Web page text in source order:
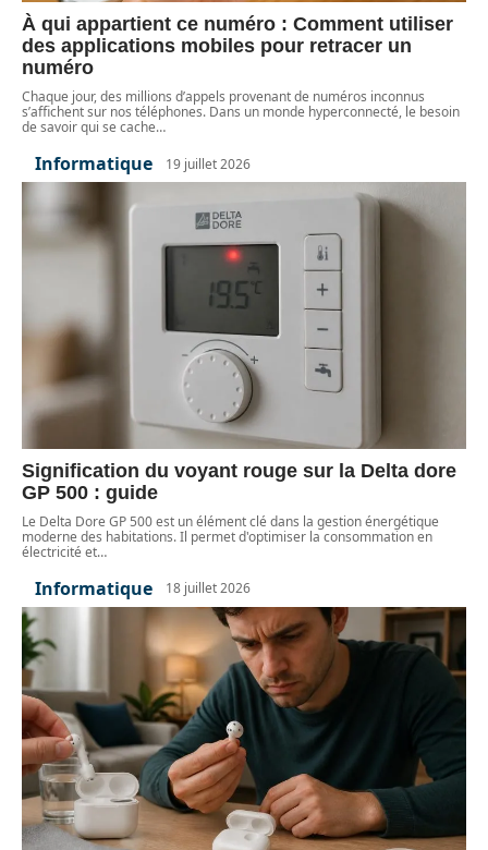
À qui appartient ce numéro : Comment utiliser
des applications mobiles pour retracer un
numéro
Chaque jour, des millions d’appels provenant de numéros inconnus
s’affichent sur nos téléphones. Dans un monde hyperconnecté, le besoin
de savoir qui se cache…
Informatique 19 juillet 2026
Signification du voyant rouge sur la Delta dore
GP 500 : guide
Le Delta Dore GP 500 est un élément clé dans la gestion énergétique
moderne des habitations. Il permet d'optimiser la consommation en
électricité et…
Informatique 18 juillet 2026